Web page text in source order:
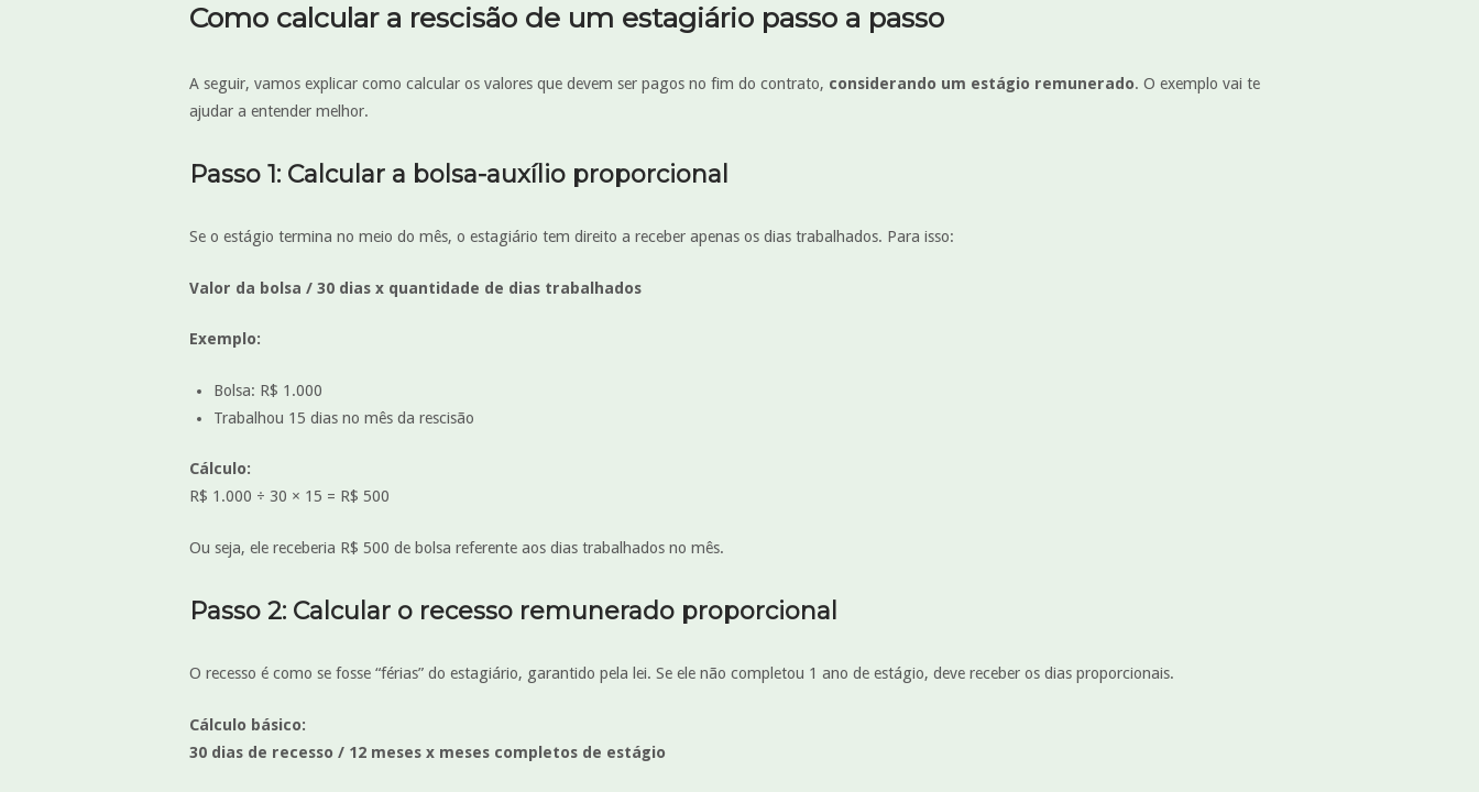
Como calcular a rescisão de um estagiário passo a passo
A seguir, vamos explicar como calcular os valores que devem ser pagos no fim do contrato, considerando um estágio remunerado. O exemplo vai te
ajudar a entender melhor.
Passo 1: Calcular a bolsa-auxílio proporcional
Se o estágio termina no meio do mês, o estagiário tem direito a receber apenas os dias trabalhados. Para isso:
Valor da bolsa / 30 dias x quantidade de dias trabalhados
Exemplo:
Bolsa: R$ 1.000
Trabalhou 15 dias no mês da rescisão
Cálculo:
R$ 1.000 ÷ 30 × 15 = R$ 500
Ou seja, ele receberia R$ 500 de bolsa referente aos dias trabalhados no mês.
Passo 2: Calcular o recesso remunerado proporcional
O recesso é como se fosse “férias” do estagiário, garantido pela lei. Se ele não completou 1 ano de estágio, deve receber os dias proporcionais.
Cálculo básico:
30 dias de recesso / 12 meses x meses completos de estágio